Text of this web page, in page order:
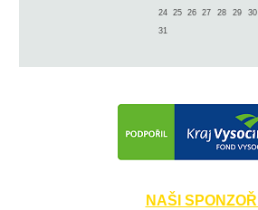
24
25 26 27 28 29
30
31
NAŠI SPONZOŘI